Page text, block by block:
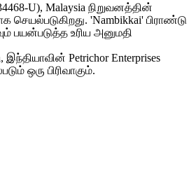
U), Malaysia நிறுவனத்தின்
செயல்படுகிறது. 'Nambikkai' பிராண்டு
உரிய அனுமதி
இந்தியாவின் Petrichor Enterprises
ஒரு பிரிவாகும்.